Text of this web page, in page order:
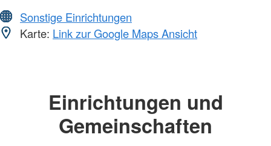
Sonstige Einrichtungen
Karte: Link zur Google Maps Ansicht
Einrichtungen und
Gemeinschaften